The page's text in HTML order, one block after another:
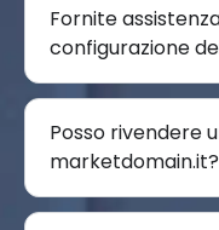
Fornite
configurazione
Posso rivendere
marketdomain.it?